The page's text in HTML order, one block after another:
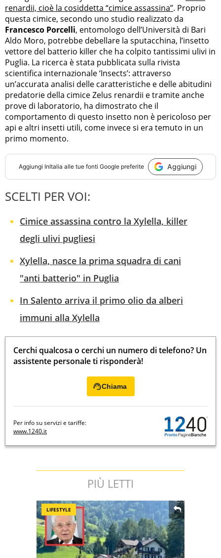
renardii, cioè la cosiddetta “cimice assassina”. Proprio
questa cimice, secondo uno studio realizzato da
Francesco Porcelli, entomologo dell’Università di Bari
Aldo Moro, potrebbe debellare la sputacchina, l’insetto
vettore del batterio killer che ha colpito tantissimi ulivi in
Puglia. La ricerca è stata pubblicata sulla rivista
scientifica internazionale ‘Insects’: attraverso
un’accurata analisi delle caratteristiche e delle abitudini
predatorie della cimice Zelus renardii e tramite anche
prove di laboratorio, ha dimostrato che il
comportamento di questo insetto non è pericoloso per
api e altri insetti utili, come invece si era temuto in un
primo momento.
Aggiungi InItalia alle tue fonti Google preferite Aggiungi
SCELTI PER VOI:
Cimice assassina contro la Xylella, killer
degli ulivi pugliesi
Xylella, nasce la prima squadra di cani
"anti batterio" in Puglia
In Salento arriva il primo olio da alberi
immuni alla Xylella
Cerchi qualcosa o cerchi un numero di telefono? Un
assistente personale ti risponderà!
Chiama
Per info su servizi e tariffe:
www.1240.it
PIÙ LETTI
LIFESTYLE